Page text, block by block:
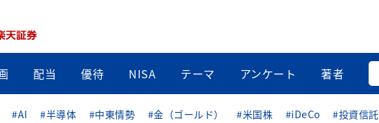
配当 優待 NISA テーマ アンケート 著者
#AI #半導体 #中東情勢 #金（ゴールド） #米国株 #iDeCo #投資信託